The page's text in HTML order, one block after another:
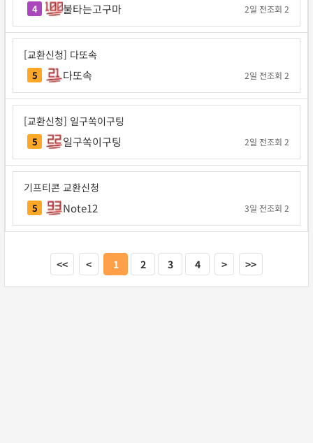
4 불타는고구마 2일 전조회 2
[교환신청] 다또속
5 다또속 2일 전조회 2
[교환신청] 일구쏙이구팅
5 일구쏙이구팅 2일 전조회 2
기프티콘 교환신청
5 Note12 3일 전조회 2
<< < 1 2 3 4 > >>